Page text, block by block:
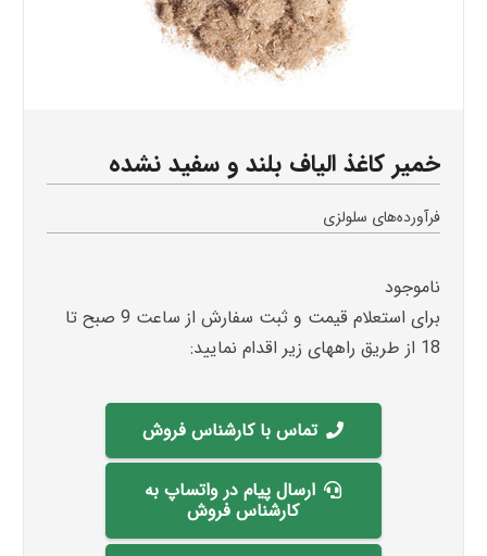
خمیر کاغذ الیاف بلند و سفید نشده
فرآورده‌های سلولزی
ناموجود
برای استعلام قیمت و ثبت سفارش از ساعت 9 صبح تا
18 از طریق راههای زیر اقدام نمایید:
تماس با کارشناس فروش
ارسال پیام در واتساپ به
کارشناس فروش